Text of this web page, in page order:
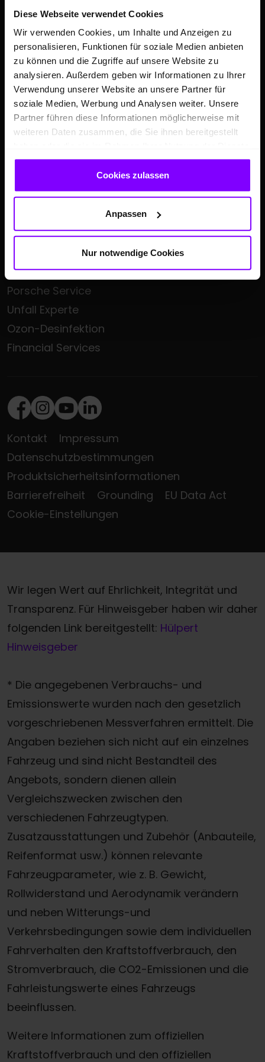
Diese Webseite verwendet Cookies
Wir verwenden Cookies, um Inhalte und Anzeigen zu
personalisieren, Funktionen für soziale Medien anbieten
zu können und die Zugriffe auf unsere Website zu
analysieren. Außerdem geben wir Informationen zu Ihrer
Verwendung unserer Website an unsere Partner für
soziale Medien, Werbung und Analysen weiter. Unsere
Partner führen diese Informationen möglicherweise mit
weiteren Daten zusammen, die Sie ihnen bereitgestellt
gesammelt haben.
Cookies zulassen
Anpassen
Nur notwendige Cookies
Neuigkeiten
Leistungsspektrum
Zentrale Dienste
Kooperationen & Sponsoring
SERVICE
Service-Termin online buchen
Servicetermin
Mietwagen
Volkswagen Service
VW Nutzfahrzeuge Service
Škoda Service
Audi Service
Porsche Service
Unfall Experte
Ozon-Desinfektion
Financial Services
Facebook
Instagram
Youtube
LinkedIn
Kontakt
Impressum
Datenschutzbestimmungen
Produktsicherheitsinformationen
Barrierefreiheit
Grounding
EU Data Act
Cookie-Einstellungen
Wir legen Wert auf Ehrlichkeit, Integrität und
Transparenz. Für Hinweisgeber haben wir daher
folgenden Link bereitgestellt: Hülpert
Hinweisgeber
* Die angegebenen Verbrauchs- und
Emissionswerte wurden nach den gesetzlich
vorgeschriebenen Messverfahren ermittelt. Die
Angaben beziehen sich nicht auf ein einzelnes
Fahrzeug und sind nicht Bestandteil des
Angebots, sondern dienen allein
Vergleichszwecken zwischen den
verschiedenen Fahrzeugtypen.
Zusatzausstattungen und Zubehör (Anbauteile,
Reifenformat usw.) können relevante
Fahrzeugparameter, wie z. B. Gewicht,
Rollwiderstand und Aerodynamik verändern
und neben Witterungs-und
Verkehrsbedingungen sowie dem individuellen
Fahrverhalten den Kraftstoffverbrauch, den
Stromverbrauch, die CO2-Emissionen und die
Fahrleistungswerte eines Fahrzeugs
beeinflussen.
Weitere Informationen zum offiziellen
Kraftstoffverbrauch und den offiziellen